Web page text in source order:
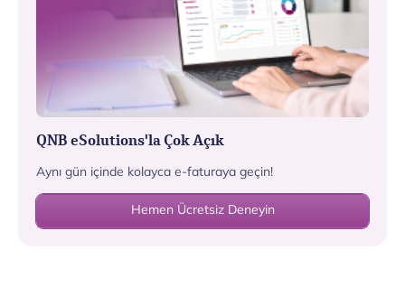
QNB eSolutions'la Çok Açık
Aynı gün içinde kolayca e-faturaya geçin!
Hemen Ücretsiz Deneyin